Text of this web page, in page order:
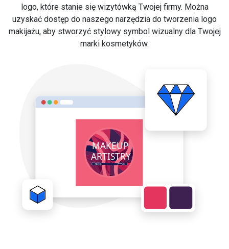
logo, które stanie się wizytówką Twojej firmy. Można
uzyskać dostęp do naszego narzędzia do tworzenia logo
makijażu, aby stworzyć stylowy symbol wizualny dla Twojej
marki kosmetyków.